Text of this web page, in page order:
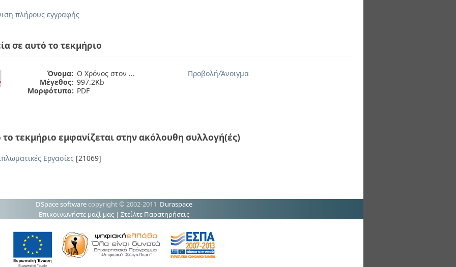
πλήρους εγγραφής
σε αυτό το τεκμήριο
Όνομα: Ο Χρόνος στον ...
Μέγεθος: 997.2Kb
Μορφότυπο: PDF
Προβολή/Άνοιγμα
το τεκμήριο εμφανίζεται στην ακόλουθη συλλογή(ές)
Εργασίες [21069]
DSpace software copyright © 2002-2011 Duraspace
Επικοινωνήστε μαζί μας | Στείλτε Παρατηρήσεις